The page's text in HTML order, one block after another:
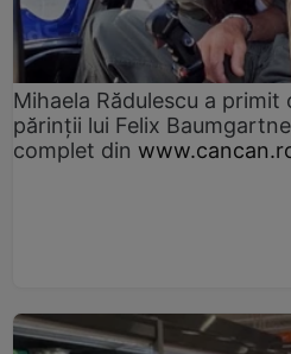
Mihaela Rădulescu a primit
părinții lui Felix
complet din